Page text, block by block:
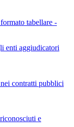
tabellare -
enti aggiudicatori
contratti pubblici
e